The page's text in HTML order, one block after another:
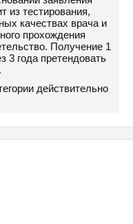
из тестирования,
качествах врача и
прохождения
Получение 1
3 года претендовать
действительно